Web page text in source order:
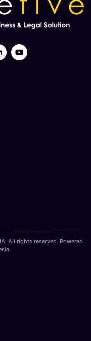
All rights reserved. Powered
.